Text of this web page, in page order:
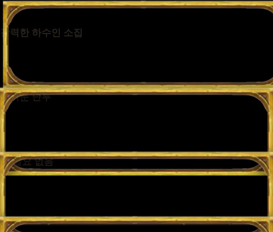
강력한 하수인 소집
구성하세요.
즐거운 난투
일련의 전투에 부대가 자동으로 싸웁니다. 총 8명의 플레이어 중
한 명의 승자만 남을 때까지 전투는 계속됩니다!
덱 필요 없음
선술집 단골과 첫 손님 모두 환영합니다. 덱이나 수집품은 필요